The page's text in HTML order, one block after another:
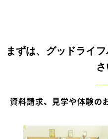
まずは、グッドライ
さ
資料請求、見学や体験の